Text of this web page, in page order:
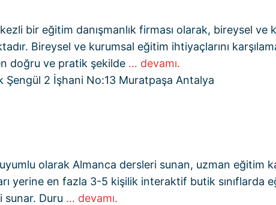
bir eğitim danışmanlık firması olarak, bireysel
Bireysel ve kurumsal eğitim ihtiyaçlarını
doğru ve pratik şekilde … devamı.
Şengül 2 İşhani No:13 Muratpaşa Antalya
olarak Almanca dersleri sunan, uzman eğitim
yerine en fazla 3-5 kişilik interaktif butik sınıflarda
sunar. Duru … devamı.